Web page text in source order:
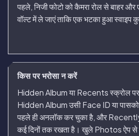
पहले, निजी फोटो को कैमरा रोल से बाहर
वॉल्ट में ले जाएं ताकि एक भटका हुआ स्वाइप
किस पर भरोसा न करें
Hidden Album या Recents स्क्रोल पर
Hidden Album उसी Face ID या
पहले ही अनलॉक कर चुका है, और
कई दिनों तक रखता है। खुले Photos ऐप से